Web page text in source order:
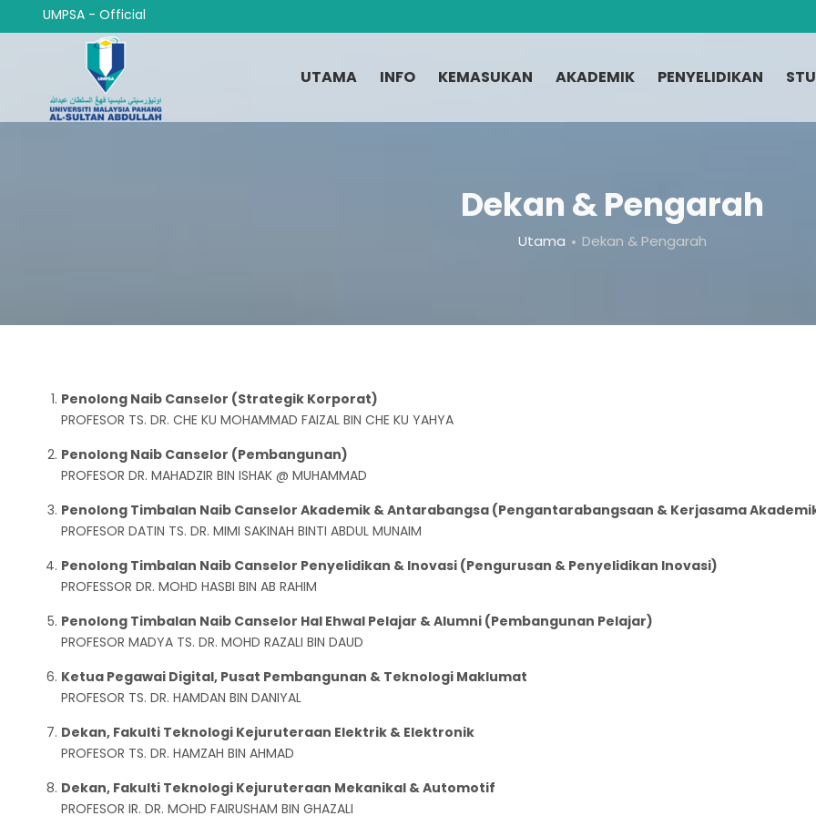
Langkau
ke
UMPSA - Official
UTAMA INFO KEMASUKAN AKADEMIK PENYELIDIKAN
Dekan & Pengarah
Utama Dekan & Pengarah
Penolong Naib Canselor (Strategik Korporat)
PROFESOR TS. DR. CHE KU MOHAMMAD FAIZAL BIN CHE KU YAHYA
Penolong Naib Canselor (Pembangunan)
PROFESOR DR. MAHADZIR BIN ISHAK @ MUHAMMAD
Penolong Timbalan Naib Canselor Akademik & Antarabangsa (Pengantarabangsaan & Kerjasama
PROFESOR DATIN TS. DR. MIMI SAKINAH BINTI ABDUL MUNAIM
Penolong Timbalan Naib Canselor Penyelidikan & Inovasi (Pengurusan & Penyelidikan Inovasi)
PROFESSOR DR. MOHD HASBI BIN AB RAHIM
Penolong Timbalan Naib Canselor Hal Ehwal Pelajar & Alumni (Pembangunan Pelajar)
PROFESOR MADYA TS. DR. MOHD RAZALI BIN DAUD
Ketua Pegawai Digital, Pusat Pembangunan & Teknologi Maklumat
PROFESOR TS. DR. HAMDAN BIN DANIYAL
Dekan, Fakulti Teknologi Kejuruteraan Elektrik & Elektronik
PROFESOR TS. DR. HAMZAH BIN AHMAD
Dekan, Fakulti Teknologi Kejuruteraan Mekanikal & Automotif
PROFESOR IR. DR. MOHD FAIRUSHAM BIN GHAZALI